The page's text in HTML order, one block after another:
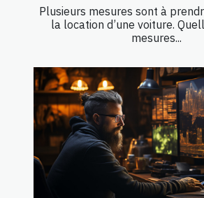
Plusieurs mesures sont à
la location d’une voiture.
mesures...